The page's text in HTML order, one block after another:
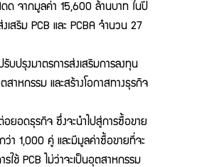
ดด จากมูลค่า 15,600 ล้านบาท ในปี
สริม PCB และ PCBA จำนวน 27
ปรุงมาตรการส่งเสริมการลงทุน
าหกรรม และสร้างโอกาสทางธุรกิจ
ยอดธุรกิจ ซึ่งจะนำไปสู่การซื้อขาย
ว่า 1,000 คู่ และมีมูลค่าซื้อขายที่จะ
ใช้ PCB ไม่ว่าจะเป็นอุตสาหกรรม